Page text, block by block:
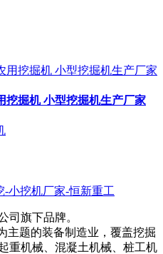
挖掘机 小型挖掘机生产厂家
司旗下品牌。
主题的装备制造业，覆盖挖掘
重机械、混凝土机械、桩工机